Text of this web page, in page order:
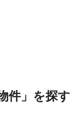
件」を探す